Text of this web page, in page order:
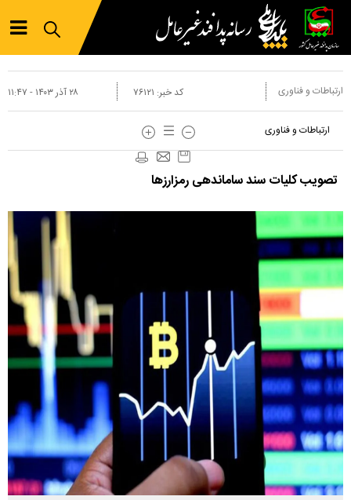
ارتباطات و فناوری
ارتباطات و فناوری
۲۸ آذر ۱۴۰۳ - ۱۱:۴۷ کد خبر: ۷۶۱۲۱
تصویب کلیات سند ساماندهی رمزارز‌ها